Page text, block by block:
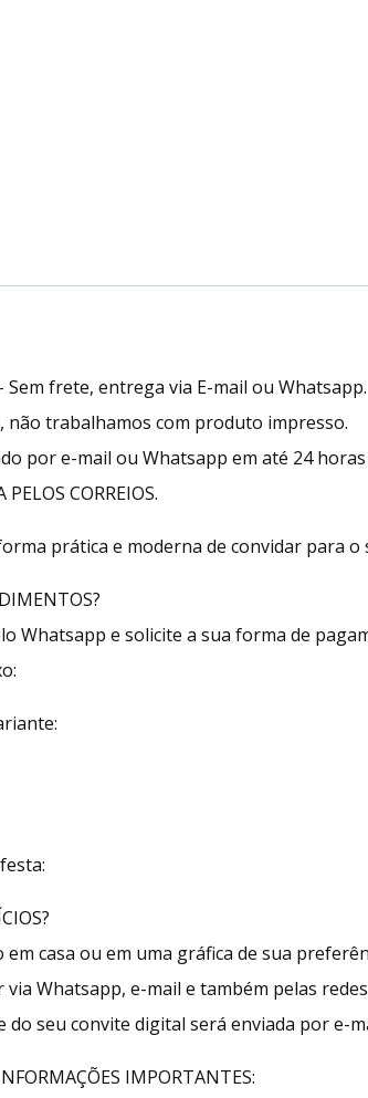
Sem frete, entrega via E-mail ou Whatsapp.
não trabalhamos com produto impresso.
por e-mail ou Whatsapp em até 24
CORREIOS.
prática e moderna de convidar para
Whatsapp e solicite a sua forma de
casa ou em uma gráfica de sua
via Whatsapp, e-mail e também pelas
do seu convite digital será enviada por e-
IMPORTANTES: